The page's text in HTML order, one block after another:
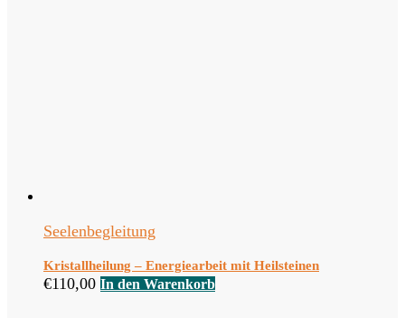
Seelenbegleitung
Kristallheilung – Energiearbeit mit Heilsteinen
€110,00 In den Warenkorb